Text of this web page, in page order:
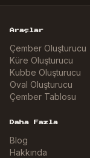
Araçlar
Çember Oluşturucu
Küre Oluşturucu
Kubbe Oluşturucu
Oval Oluşturucu
Çember Tablosu
Daha Fazla
Blog
Hakkında